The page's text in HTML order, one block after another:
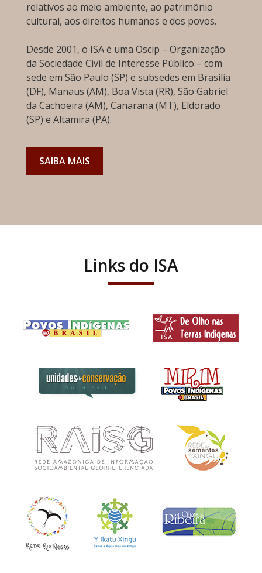
relativos ao meio ambiente, ao patrimônio
cultural, aos direitos humanos e dos povos.
Desde 2001, o ISA é uma Oscip – Organização
da Sociedade Civil de Interesse Público – com
sede em São Paulo (SP) e subsedes em Brasília
(DF), Manaus (AM), Boa Vista (RR), São Gabriel
da Cachoeira (AM), Canarana (MT), Eldorado
(SP) e Altamira (PA).
SAIBA MAIS
Links do ISA